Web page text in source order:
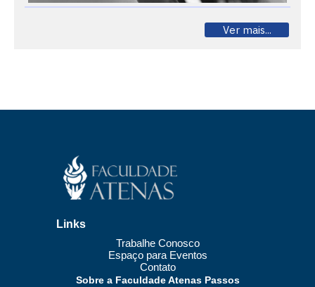
Ver mais...
Links
Trabalhe Conosco
Espaço para Eventos
Contato
Sobre a Faculdade Atenas Passos